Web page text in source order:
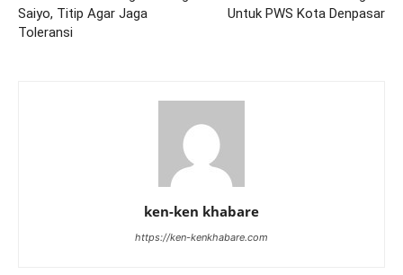
Saiyo, Titip Agar Jaga
Toleransi
Untuk PWS Kota Denpasar
ken-ken khabare
https://ken-kenkhabare.com